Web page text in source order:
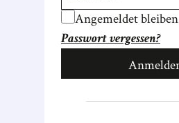
Angemeldet bleiben
Passwort vergessen?